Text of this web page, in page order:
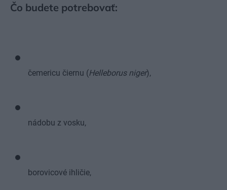
Čo budete potrebovať:
čemericu čiernu (Helleborus niger),
nádobu z vosku,
borovicové ihličie,